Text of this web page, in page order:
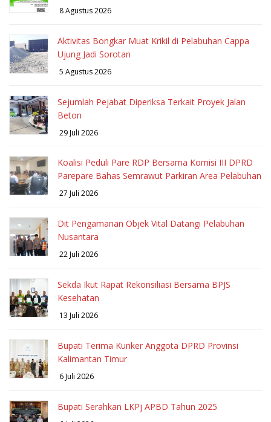
8 Agustus 2026
Aktivitas Bongkar Muat Krikil di Pelabuhan Cappa
Ujung Jadi Sorotan
5 Agustus 2026
Sejumlah Pejabat Diperiksa Terkait Proyek Jalan
Beton
29 Juli 2026
Koalisi Peduli Pare RDP Bersama Komisi III DPRD
Parepare Bahas Semrawut Parkiran Area Pelabuhan
27 Juli 2026
Dit Pengamanan Objek Vital Datangi Pelabuhan
Nusantara
22 Juli 2026
Sekda Ikut Rapat Rekonsiliasi Bersama BPJS
Kesehatan
13 Juli 2026
Bupati Terima Kunker Anggota DPRD Provinsi
Kalimantan Timur
6 Juli 2026
Bupati Serahkan LKPj APBD Tahun 2025